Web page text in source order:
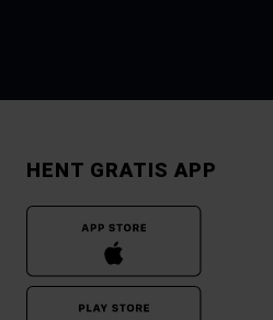
HENT GRATIS APP